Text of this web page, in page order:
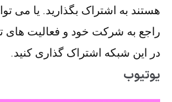
هستند به اشتراک بگذارید. یا می
راجع به شرکت خود و فعالیت های
در این شبکه اشتراک گذاری کنید.
یوتیوب